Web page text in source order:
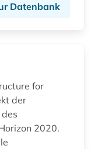
Datenbank
for
der
2020.